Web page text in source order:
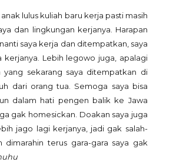
lulus kuliah baru kerja pasti masih
dan lingkungan kerjanya. Harapan
saya kerja dan ditempatkan, saya
kerjanya. Lebih legowo juga, apalagi
yang sekarang saya ditempatkan di
dari orang tua. Semoga saya bisa
dalam hati pengen balik ke Jawa
gak homesickan. Doakan saya juga
jago lagi kerjanya, jadi gak salah-
dimarahin terus gara-gara saya gak